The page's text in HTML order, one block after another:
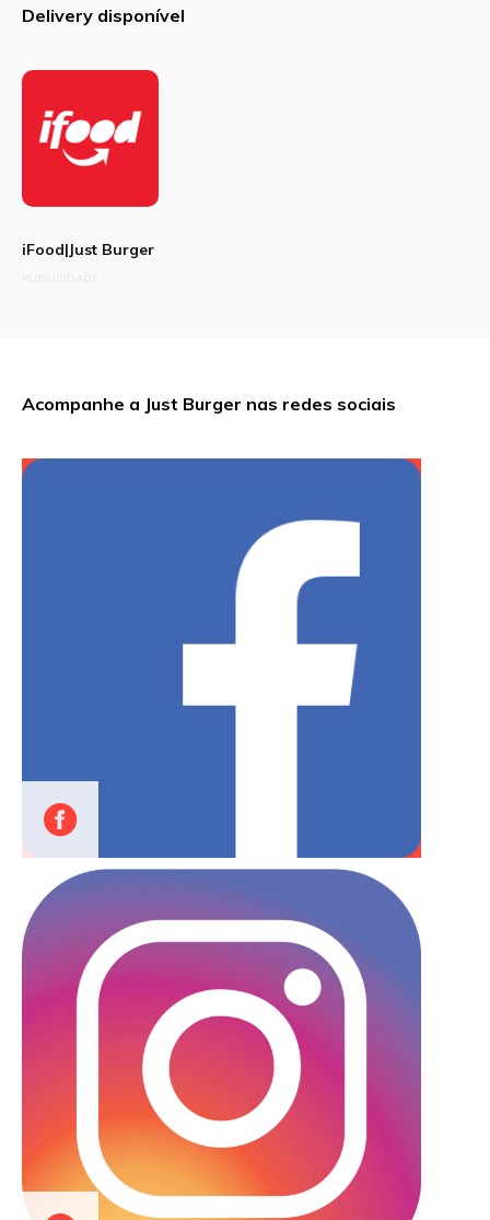
Delivery disponível
iFood|Just Burger
Acompanhe a Just Burger nas redes sociais